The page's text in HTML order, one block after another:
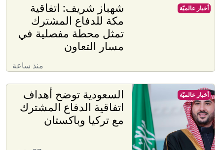
شهباز شريف: اتفاقية
مكة للدفاع المشترك
تمثل محطة مفصلية في
مسار التعاون
منذ ساعة
أخبار عالميّة
السعودية توضح أهداف
اتفاقية الدفاع المشترك
مع تركيا وباكستان
أخبار عالميّة